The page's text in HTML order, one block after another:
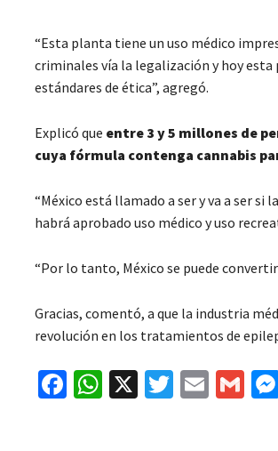
“Esta planta tiene un uso médico
criminales vía la legalización y hoy
estándares de ética”, agregó.
Explicó que entre 3 y 5 millones de
cuya fórmula contenga cannabis
“México está llamado a ser y va a ser si
habrá aprobado uso médico y uso
“Por lo tanto, México se puede
Gracias, comentó, a que la industria
revolución en los tratamientos de
Fa W X
T
E
G